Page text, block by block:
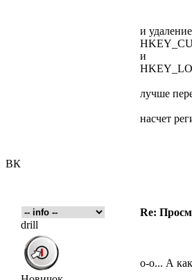
ВК
и
и
лучше
насчет
Re:
drill
о-о... А